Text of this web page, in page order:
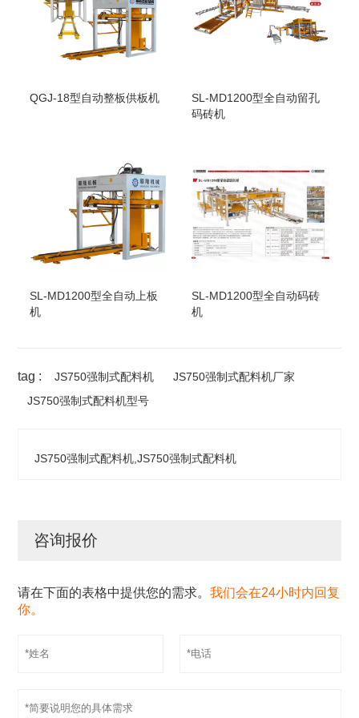
QGJ-18型自动整板供板机
SL-MD1200型全自动留孔
码砖机
SL-MD1200型全自动上板
机
SL-MD1200型全自动码砖
机
tag : JS750强制式配料机
JS750强制式配料机厂家
JS750强制式配料机型号
JS750强制式配料机,JS750强制式配料机
咨询报价
请在下面的表格中提供您的需求。我们会在24小时内回复
你。